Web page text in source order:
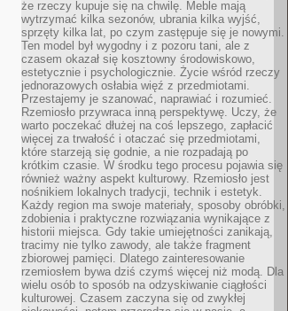
że rzeczy kupuje się na chwilę. Meble mają
wytrzymać kilka sezonów, ubrania kilka wyjść,
sprzęty kilka lat, po czym zastępuje się je nowymi.
Ten model był wygodny i z pozoru tani, ale z
czasem okazał się kosztowny środowiskowo,
estetycznie i psychologicznie. Życie wśród rzeczy
jednorazowych osłabia więź z przedmiotami.
Przestajemy je szanować, naprawiać i rozumieć.
Rzemiosło przywraca inną perspektywę. Uczy, że
warto poczekać dłużej na coś lepszego, zapłacić
więcej za trwałość i otaczać się przedmiotami,
które starzeją się godnie, a nie rozpadają po
krótkim czasie. W środku tego procesu pojawia się
również ważny aspekt kulturowy. Rzemiosło jest
nośnikiem lokalnych tradycji, technik i estetyk.
Każdy region ma swoje materiały, sposoby obróbki,
zdobienia i praktyczne rozwiązania wynikające z
historii miejsca. Gdy takie umiejętności zanikają,
tracimy nie tylko zawody, ale także fragment
zbiorowej pamięci. Dlatego zainteresowanie
rzemiosłem bywa dziś czymś więcej niż modą. Dla
wielu osób to sposób na odzyskiwanie ciągłości
kulturowej. Czasem zaczyna się od zwykłej